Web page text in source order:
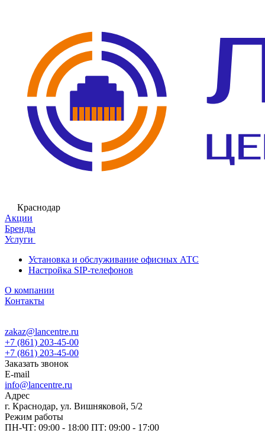
Краснодар
Акции
Бренды
Услуги
Установка и обслуживание офисных АТС
Настройка SIP-телефонов
О компании
Контакты
zakaz@lancentre.ru
+7 (861) 203-45-00
+7 (861) 203-45-00
Заказать звонок
E-mail
info@lancentre.ru
Адрес
г. Краснодар, ул. Вишняковой, 5/2
Режим работы
ПН-ЧТ: 09:00 - 18:00 ПТ: 09:00 - 17:00